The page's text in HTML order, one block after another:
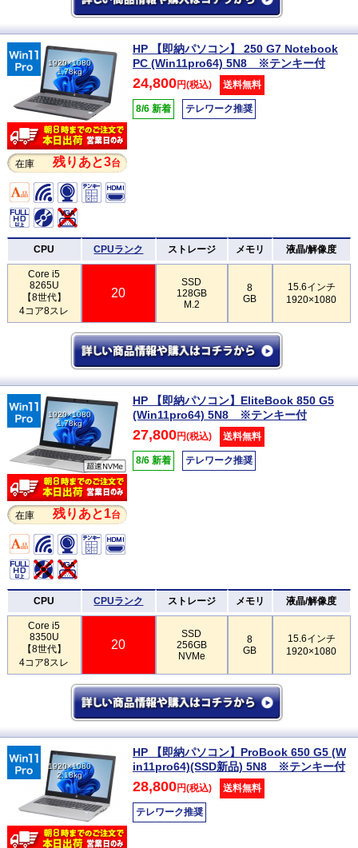
1920×1080
1.78kg
在庫 残りあと3台
HP 【即納パソコン】 250 G7 Notebook
PC (Win11pro64) 5N8 ※テンキー付
24,800円(税込) 送料無料
8/6 新着 テレワーク推奨
CPU CPUランク ストレージ メモリ 液晶/解像度
Core i5
8265U
【8世代】
4コア8スレ
20
SSD
128GB
M.2
8
GB
15.6インチ
1920×1080
1920×1080
1.78kg
在庫 残りあと1台
HP 【即納パソコン】EliteBook 850 G5
(Win11pro64) 5N8 ※テンキー付
27,800円(税込) 送料無料
8/6 新着 テレワーク推奨
CPU CPUランク ストレージ メモリ 液晶/解像度
Core i5
8350U
【8世代】
4コア8スレ
20
SSD
256GB
NVMe
8
GB
15.6インチ
1920×1080
1920×1080
2.18kg
HP 【即納パソコン】ProBook 650 G5 (W
in11pro64)(SSD新品) 5N8 ※テンキー付
28,800円(税込) 送料無料
テレワーク推奨